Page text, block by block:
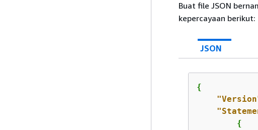
Buat file JSON
kepercayaan berikut:
JSON
{
{